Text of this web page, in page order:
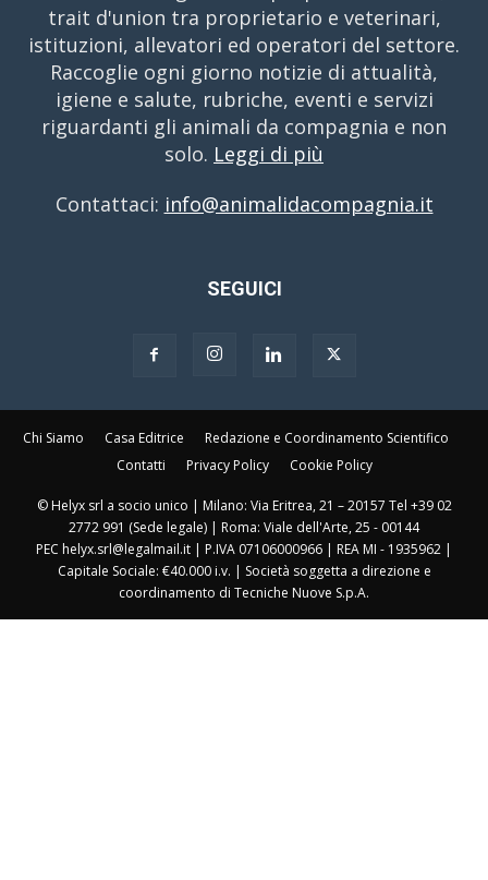
trait d'union tra proprietario e veterinari,
istituzioni, allevatori ed operatori del settore.
Raccoglie ogni giorno notizie di attualità,
igiene e salute, rubriche, eventi e servizi
riguardanti gli animali da compagnia e non
solo. Leggi di più
Contattaci: info@animalidacompagnia.it
SEGUICI
Chi Siamo Casa Editrice
Redazione e Coordinamento Scientifico
Contatti
Privacy Policy Cookie Policy
© Helyx srl a socio unico | Milano: Via Eritrea, 21 – 20157 Tel +39 02
2772 991 (Sede legale) | Roma: Viale dell'Arte, 25 - 00144
PEC helyx.srl@legalmail.it | P.IVA 07106000966 | REA MI - 1935962 |
Capitale Sociale: €40.000 i.v. | Società soggetta a direzione e
coordinamento di Tecniche Nuove S.p.A.